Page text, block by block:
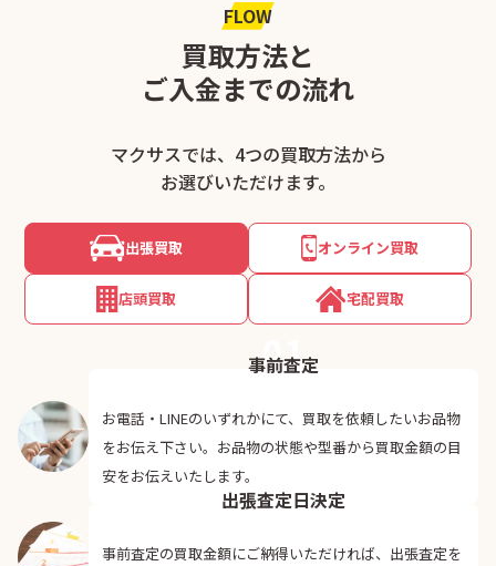
FLOW
買取方法と
ご入金までの流れ
マクサスでは、4つの買取方法から
お選びいただけます。
出張買取 オンライン買取
店頭買取 宅配買取
01
事前査定
お電話・LINEのいずれかにて、買取を依頼したいお品物
をお伝え下さい。お品物の状態や型番から買取金額の目
安をお伝えいたします。
02
出張査定日決定
事前査定の買取金額にご納得いただければ、出張査定を